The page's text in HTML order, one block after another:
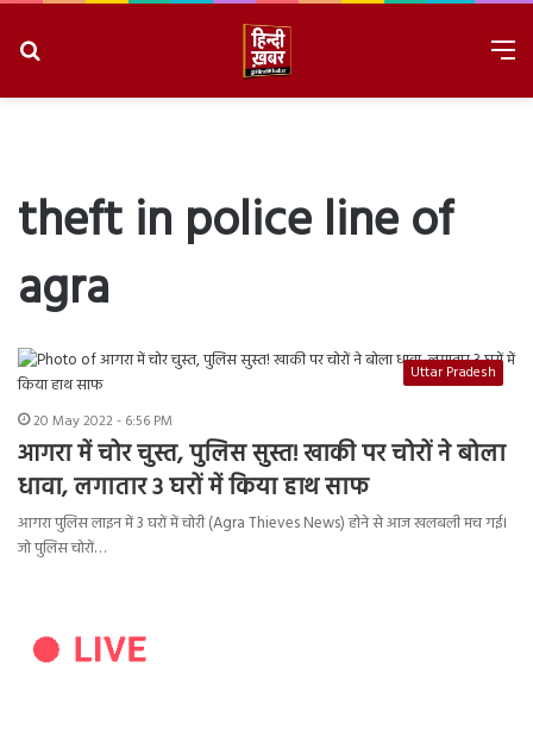
theft in police line of
agra
Uttar Pradesh
20 May 2022 - 6:56 PM
आगरा में चोर चुस्त, पुलिस सुस्त! खाकी पर चोरों ने बोला
धावा, लगातार 3 घरों में किया हाथ साफ
आगरा पुलिस लाइन में 3 घरों में चोरी (Agra Thieves News) होने से आज खलबली मच गई।
जो पुलिस चोरों…